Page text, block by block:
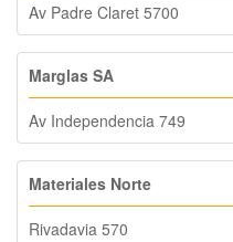
Av Padre Claret 5700
Marglas SA
Av Independencia 749
Materiales Norte
Rivadavia 570